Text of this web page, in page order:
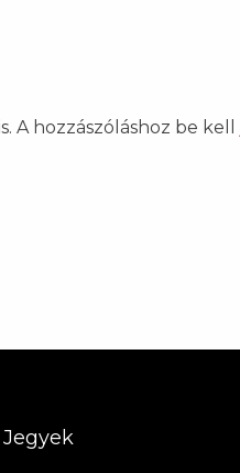
A hozzászóláshoz be kell
Jegyek